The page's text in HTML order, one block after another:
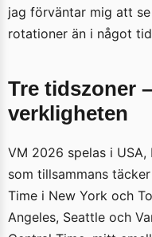
jag förväntar mig att
rotationer än i något
Tre tidszoner
verkligheten
VM 2026 spelas i
som tillsammans
Time i New York och
Angeles, Seattle och